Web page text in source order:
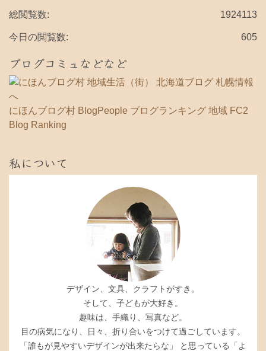
ブ
1924113
総閲覧数:
605
今日の閲覧数:
ブログコミュなどなど
にほんブログ村 BlogPeople ブログランキング 地域 FC2
Blog Ranking
私について
デザイン、文具、クラフトがすき。
そして、子どもが大好き。
趣味は、手織り、写真など。
目の病気になり、日々、折り合いをつけて過ごしています。
「誰もが見やすいデザインが出来たらな」 と思っている「よ